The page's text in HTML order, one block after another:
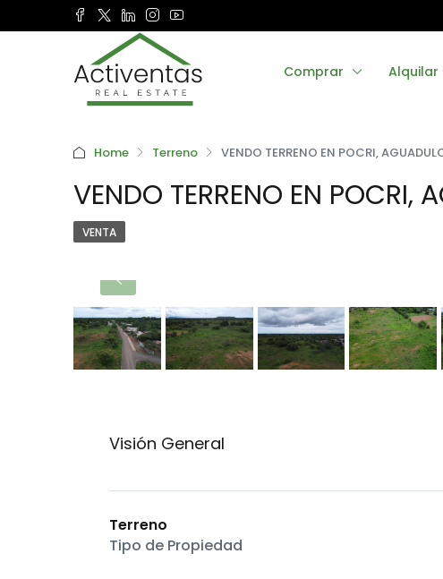
Comprar Alquilar
Home Terreno VENDO TERRENO EN POCRI,
VENDO TERRENO EN POCRI,
VENTA
Visión General
Terreno
Tipo de Propiedad